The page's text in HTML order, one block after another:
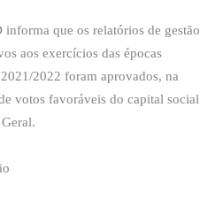
que os relatórios de gestão
aos exercícios das épocas
2022 foram aprovados, na
votos favoráveis do capital social